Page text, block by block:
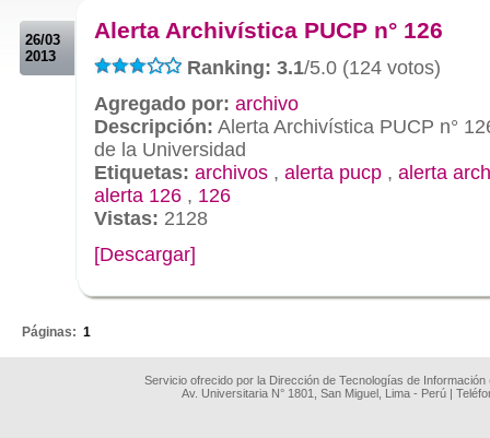
26/03
2013
Alerta Archivística PUCP n° 126
Ranking: 3.1/5.0 (124 votos)
Agregado por: archivo
Descripción: Alerta Archivística PUCP n°
de la Universidad
Etiquetas: archivos , alerta pucp , alerta
alerta 126 , 126
Vistas: 2128
[Descargar]
Páginas: 1
Servicio ofrecido por la Dirección de Tecnologías de
Av. Universitaria N° 1801, San Miguel, Lima - Perú |